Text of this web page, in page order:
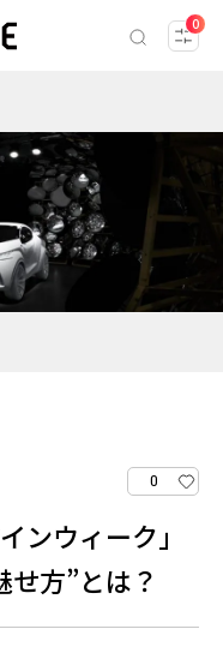
0
0
ンウィーク」
方”とは？